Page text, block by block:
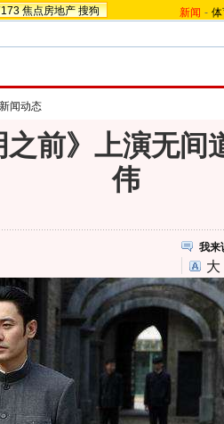
焦点房地产 搜狗 新闻 -
新闻动态
前》上演无间
伟
我来
大